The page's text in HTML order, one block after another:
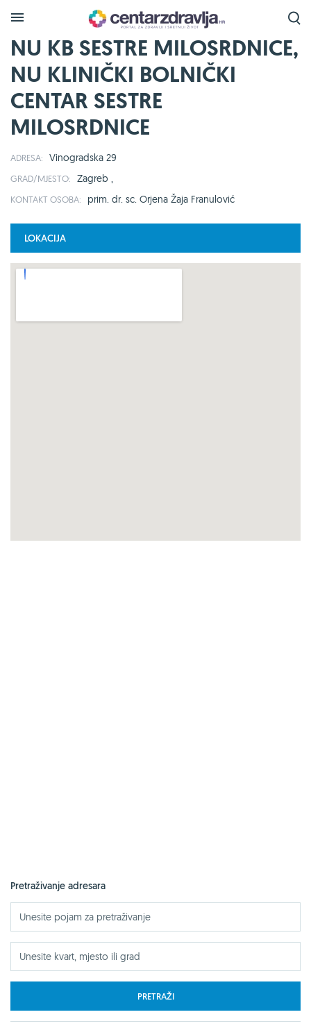
NU KB SESTRE MILOSRDNICE,
NU KLINIČKI BOLNIČKI
CENTAR SESTRE
MILOSRDNICE
ADRESA: Vinogradska 29
GRAD/MJESTO: Zagreb ,
KONTAKT OSOBA: prim. dr. sc. Orjena Žaja Franulović
LOKACIJA
Pretraživanje adresara
PRETRAŽI